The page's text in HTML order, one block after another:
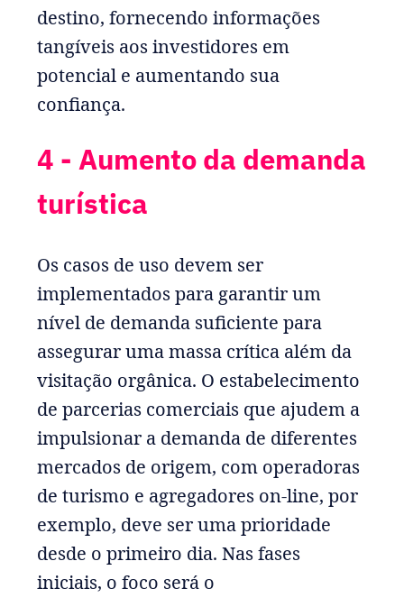
destino, fornecendo informações
tangíveis aos investidores em
potencial e aumentando sua
confiança.
4 - Aumento da demanda
turística
Os casos de uso devem ser
implementados para garantir um
nível de demanda suficiente para
assegurar uma massa crítica além da
visitação orgânica. O estabelecimento
de parcerias comerciais que ajudem a
impulsionar a demanda de diferentes
mercados de origem, com operadoras
de turismo e agregadores on-line, por
exemplo, deve ser uma prioridade
desde o primeiro dia. Nas fases
iniciais, o foco será o